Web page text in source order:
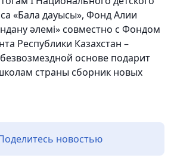
«Бала дауысы», Фонд Алии
әлемі» совместно с Фондом
Республики Казахстан –
основе подарит
страны сборник новых
новостью